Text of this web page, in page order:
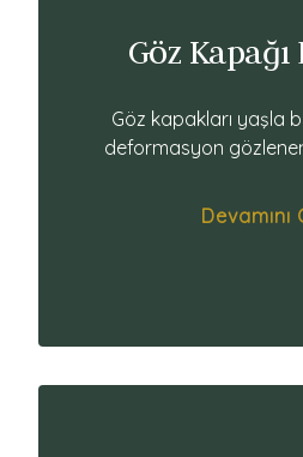
Göz
Göz kapakları yaşla
deformasyon
Devamını